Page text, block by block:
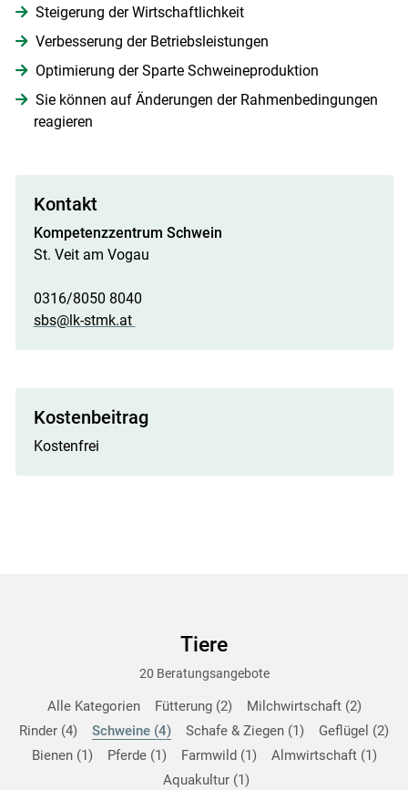
Skip to main content
Steigerung der Wirtschaftlichkeit
Verbesserung der Betriebsleistungen
Optimierung der Sparte Schweineproduktion
Sie können auf Änderungen der Rahmenbedingungen
reagieren
Kontakt
Kompetenzzentrum Schwein
St. Veit am Vogau
0316/8050 8040
sbs@lk-stmk.at
Kostenbeitrag
Kostenfrei
Tiere
20 Beratungsangebote
Alle Kategorien Fütterung 2 Milchwirtschaft 2
Rinder 4 Schweine 4 Schafe & Ziegen 1 Geflügel
2
Bienen 1 Pferde 1 Farmwild 1 Almwirtschaft 1
Aquakultur 1